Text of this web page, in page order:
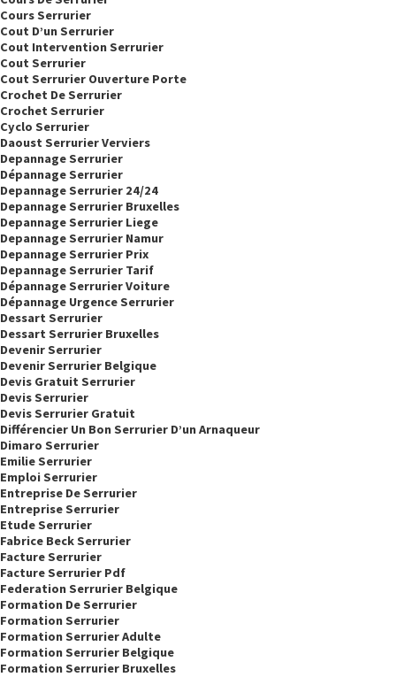
Cours Serrurier
Cout D’un Serrurier
Cout Intervention Serrurier
Cout Serrurier
Cout Serrurier Ouverture Porte
Crochet De Serrurier
Crochet Serrurier
Cyclo Serrurier
Daoust Serrurier Verviers
Depannage Serrurier
Dépannage Serrurier
Depannage Serrurier 24/24
Depannage Serrurier Bruxelles
Depannage Serrurier Liege
Depannage Serrurier Namur
Depannage Serrurier Prix
Depannage Serrurier Tarif
Dépannage Serrurier Voiture
Dépannage Urgence Serrurier
Dessart Serrurier
Dessart Serrurier Bruxelles
Devenir Serrurier
Devenir Serrurier Belgique
Devis Gratuit Serrurier
Devis Serrurier
Devis Serrurier Gratuit
Différencier Un Bon Serrurier D’un Arnaqueur
Dimaro Serrurier
Emilie Serrurier
Emploi Serrurier
Entreprise De Serrurier
Entreprise Serrurier
Etude Serrurier
Fabrice Beck Serrurier
Facture Serrurier
Facture Serrurier Pdf
Federation Serrurier Belgique
Formation De Serrurier
Formation Serrurier
Formation Serrurier Adulte
Formation Serrurier Belgique
Formation Serrurier Bruxelles